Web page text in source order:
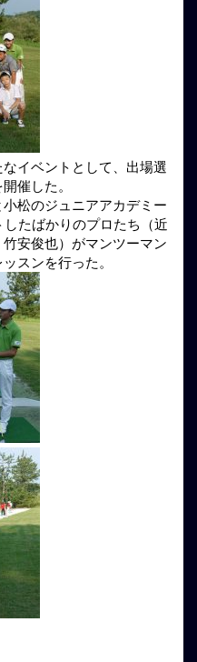
イベントとして、出場選
催した。
松のジュニアアカデミー
たばかりのプロたち（近
安俊也）がマンツーマン
スンを行った。